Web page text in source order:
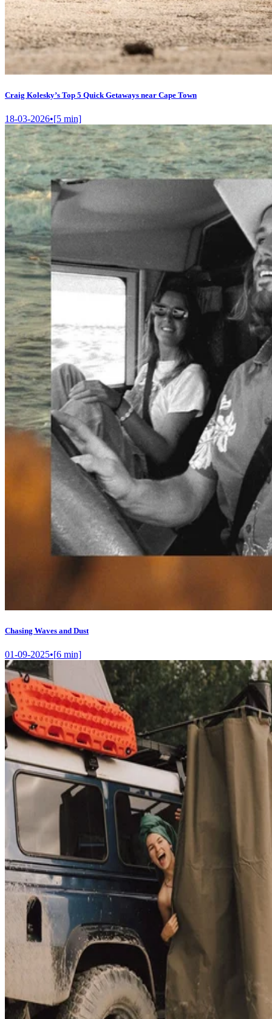
Craig Kolesky’s Top 5 Quick Getaways near Cape Town
18-03-2026•[5 min]
Chasing Waves and Dust
01-09-2025•[6 min]